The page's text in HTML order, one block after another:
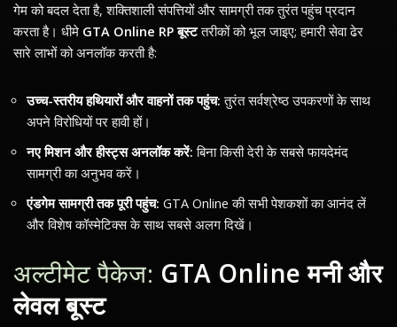
गेम को बदल देता है, शक्तिशाली संपत्तियों और सामग्री तक तुरंत पहुंच प्रदान
करता है। धीमे GTA Online RP बूस्टतरीकों को भूल जाइए; हमारी सेवा ढेर
सारे लाभों को अनलॉक करती है:
उच्च-स्तरीय हथियारों और वाहनों तक पहुंच: तुरंत सर्वश्रेष्ठ उपकरणों के साथ
अपने विरोधियों पर हावी हों।
नए मिशन और हीस्ट्स अनलॉक करें: बिना किसी देरी के सबसे फायदेमंद
सामग्री का अनुभव करें।
एंडगेम सामग्री तक पूरी पहुंच: GTA Online की सभी पेशकशों का आनंद लें
और विशेष कॉस्मेटिक्स के साथ सबसे अलग दिखें।
अल्टीमेट पैकेज: GTA Online मनी और
लेवल बूस्ट